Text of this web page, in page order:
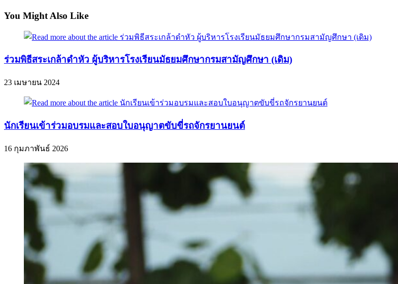
You Might Also Like
ร่วมพิธีสระเกล้าดำหัว ผู้บริหารโรงเรียนมัธยมศึกษากรมสามัญศึกษา (เดิม)
23 เมษายน 2024
นักเรียนเข้าร่วมอบรมและสอบใบอนุญาตขับขี่รถจักรยานยนต์
16 กุมภาพันธ์ 2026